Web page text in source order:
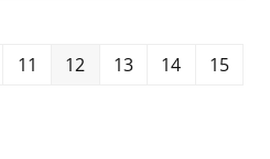
Seite
11 Seite
12 Seite
13 Seite
14 Seite
15